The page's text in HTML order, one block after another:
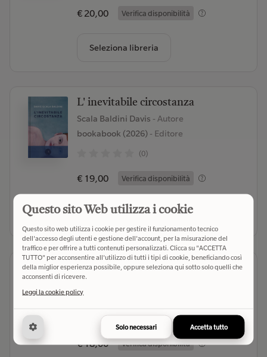
€ 20,00 Verifica disponibilità
Seleziona libreria
L' inevitabile circostanza
Scala Baldini Davis - Autore
bookabook (2026)- Editore
(0)
€ 19,00 Verifica disponibilità
Seleziona libreria
Solo un pezzo di strada
Clown Bianco Edizioni (2026)
€ 18,00 Verifica disponibilità
Questo sito Web utilizza i cookie
Questo sito web utilizza i cookie per gestire il funzionamento tecnico
dell'accesso degli utenti e gestione dell'account, per la misurazione del
traffico e per offrire a tutti contenuti personalizzati. Clicca su "ACCETTA
TUTTO" per acconsentire all'utilizzo di tutti i tipi di cookie, beneficiando così
della miglior esperienza possibile, oppure seleziona qui sotto solo quelli che
acconsenti di ricevere.
Leggi la cookie policy
Solo necessari Accetta tutto